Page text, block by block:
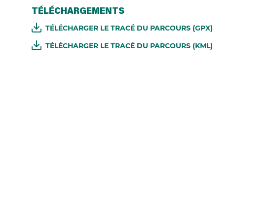
TÉLÉCHARGEMENTS
TÉLÉCHARGER LE TRACÉ DU PARCOURS (GPX)
TÉLÉCHARGER LE TRACÉ DU PARCOURS (KML)